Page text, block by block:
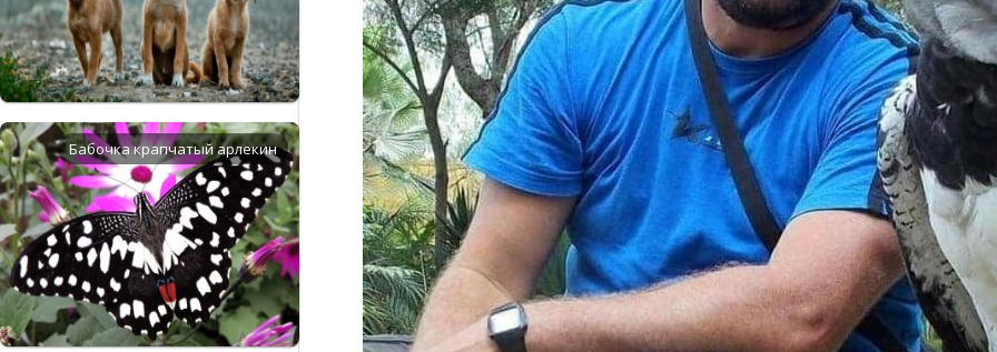
Бабочка крапчатый арлекин